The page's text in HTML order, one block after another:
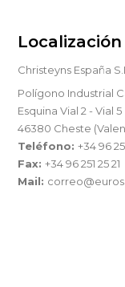
Localización
Christeyns España
Polígono Industrial
Esquina Vial 2 - Vial 5
46380 Cheste
Teléfono:+34 96
Fax:+34 96 251 25 21
Mail: